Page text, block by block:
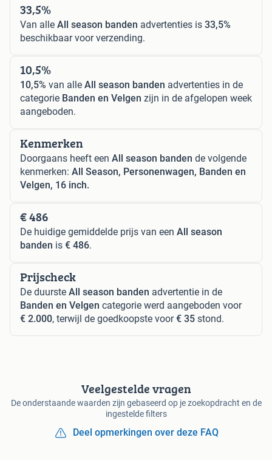
33,5%
Van alle All season banden advertenties is 33,5%
beschikbaar voor verzending.
10,5%
10,5% van alle All season banden advertenties in de
categorie Banden en Velgen zijn in de afgelopen week
aangeboden.
Kenmerken
Doorgaans heeft een All season banden de volgende
kenmerken: All Season, Personenwagen, Banden en
Velgen, 16 inch.
€ 486
De huidige gemiddelde prijs van een All season
banden is € 486.
Prijscheck
De duurste All season banden advertentie in de
Banden en Velgen categorie werd aangeboden voor
€ 2.000, terwijl de goedkoopste voor€ 35 stond.
Veelgestelde vragen
De onderstaande waarden zijn gebaseerd op je zoekopdracht en de
ingestelde filters
Deel opmerkingen over deze FAQ